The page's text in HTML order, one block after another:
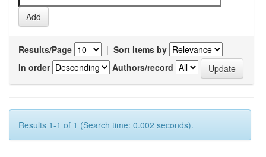
Results/Page | Sort items by
In order
Authors/record
Results 1-1 of 1 (Search time: 0.002 seconds).